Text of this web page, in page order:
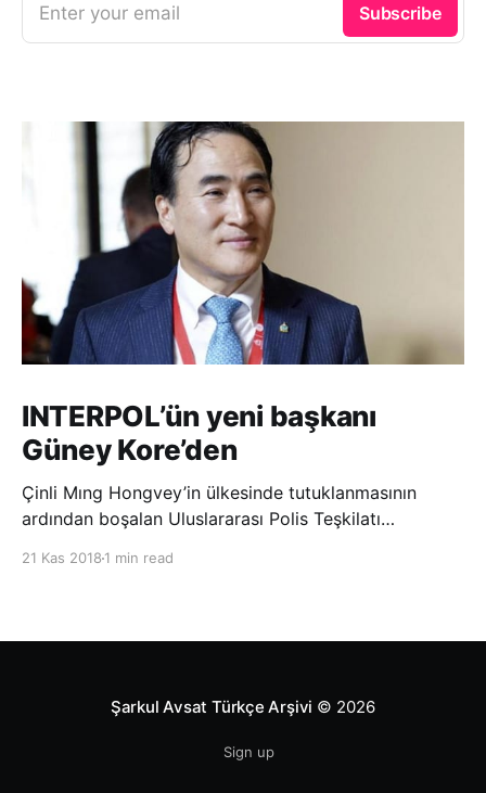
Enter your email Subscribe
INTERPOL’ün yeni başkanı
Güney Kore’den
Çinli Mıng Hongvey’in ülkesinde tutuklanmasının
ardından boşalan Uluslararası Polis Teşkilatı
21 Kas 2018 1 min read
Şarkul Avsat Türkçe Arşivi © 2026
Sign up